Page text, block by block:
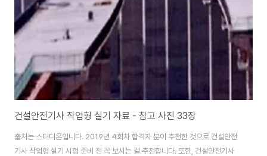
건설안전기사 작업형 실기 자료 - 참고 사진 33장
출처는 스터디온입니다. 2019년 4회차 합격자 분이 추천한 것으로 건설안전
기사 작업형 실기 시험 준비 전 꼭 보시는 걸 추천합니다. 또한, 건설안전기사